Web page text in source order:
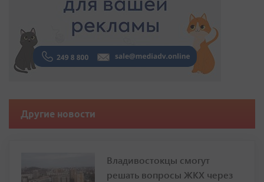
Другие новости
Владивостокцы смогут
решать вопросы ЖКХ через